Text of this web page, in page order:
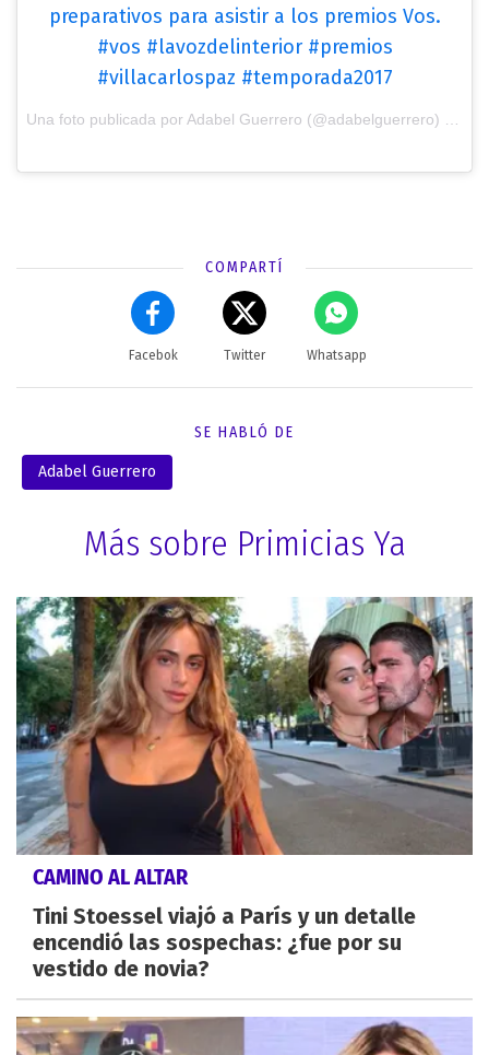
preparativos para asistir a los premios Vos.
#vos #lavozdelinterior #premios
#villacarlospaz #temporada2017
Una foto publicada por Adabel Guerrero (@adabelguerrero) el
COMPARTÍ
Facebok Twitter Whatsapp
SE HABLÓ DE
Adabel Guerrero
Más sobre Primicias Ya
CAMINO AL ALTAR
Tini Stoessel viajó a París y un detalle
encendió las sospechas: ¿fue por su
vestido de novia?